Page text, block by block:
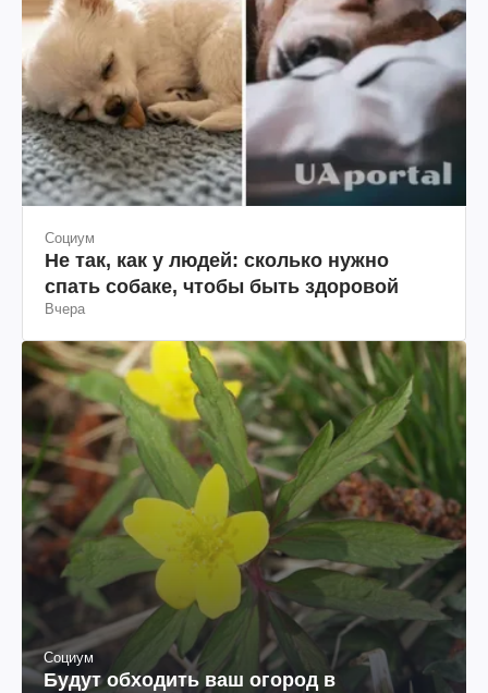
Социум
Не так, как у людей: сколько нужно
спать собаке, чтобы быть здоровой
Вчера
Социум
Будут обходить ваш огород в